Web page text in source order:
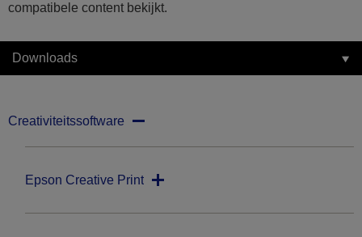
compatibele content bekijkt.
Downloads
Creativiteitssoftware
Epson Creative Print